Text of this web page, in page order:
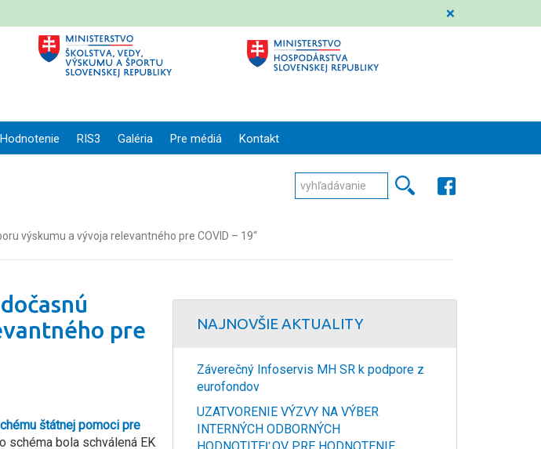
❌
Hodnotenie RIS3 Galéria Pre médiá Kontakt
výskumu a vývoja relevantného pre COVID – 19“
pre
štátnej pomoci pre
schéma bola schválená EK
NAJNOVŠIE AKTUALITY
Záverečný Infoservis MH SR k podpore z
eurofondov
UZATVORENIE VÝZVY NA VÝBER
INTERNÝCH ODBORNÝCH